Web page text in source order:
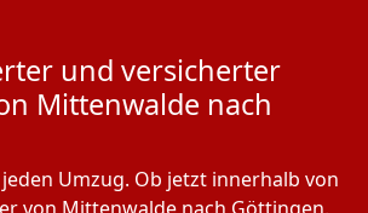
und versicherter
Mittenwalde nach
Umzug. Ob jetzt innerhalb von